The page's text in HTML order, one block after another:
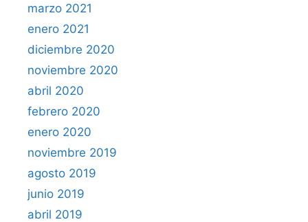
marzo 2021
enero 2021
diciembre 2020
noviembre 2020
abril 2020
febrero 2020
enero 2020
noviembre 2019
agosto 2019
junio 2019
abril 2019